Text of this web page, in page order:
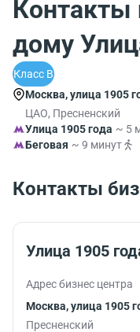
Контакты
дому
Класс B
Москва, улица 1905
ЦАО, Пресненский
Улица 1905 года ~ 5
Беговая ~ 9 минут
Контакты
Улица 1905
Адрес бизнес центра
Москва, улица 1905
Пресненский